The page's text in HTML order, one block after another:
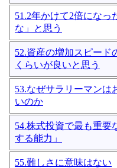
51.2年かけて2倍になっ
な」と思う
52.資産の増加スピード
くらいが良いと思う
53.なぜサラリーマンは
いのか
54.株式投資で最も重要
する能力」
55.難しさに意味はない